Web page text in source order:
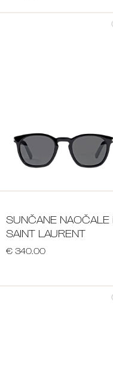
SUNČANE NAOČALE
SAINT LAURENT
€ 340.00